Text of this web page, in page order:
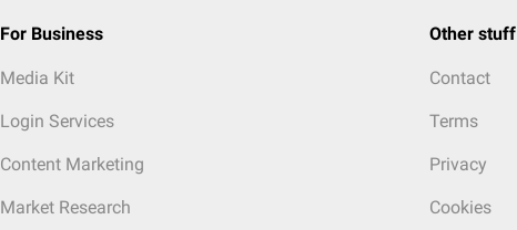
For Business
Media Kit
Login Services
Content Marketing
Market Research
Other stuff
Contact
Terms
Privacy
Cookies